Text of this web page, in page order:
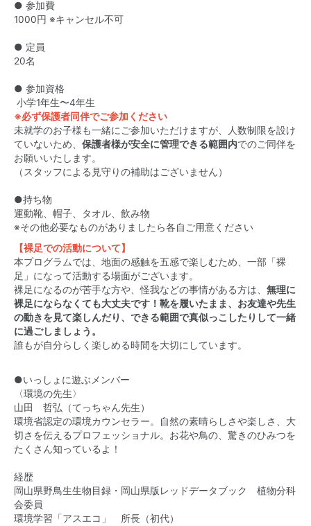
● 参加費
1000円 ※キャンセル不可
● 定員
20名
● 参加資格
小学1年生〜4年生
※必ず保護者同伴でご参加ください
未就学のお子様も一緒にご参加いただけますが、人数制限を設け
ていないため、 保護者様が安全に管理できる範囲内でのご同伴を
お願いいたします。
（スタッフによる見守りの補助はございません）
●持ち物
運動靴、帽子、タオル、飲み物
※その他必要なものがありましたら各自ご用意ください
【裸足での活動について】
本プログラムでは、地面の感触を五感で楽しむため、一部「裸
足」になって活動する場面がございます。
裸足になるのが苦手な方や、怪我などの事情がある方は、 無理に
裸足にならなくても大丈夫です！靴を履いたまま、お友達や先生
の動きを見て楽しんだり、できる範囲で真似っこしたりして一緒
に過ごしましょう。
誰もが自分らしく楽しめる時間を大切にしています。
●いっしょに遊ぶメンバー
〈環境の先生〉
山田 哲弘（てっちゃん先生）
環境省認定の環境カウンセラー。自然の素晴らしさや楽しさ、大
切さを伝えるプロフェッショナル。お花や鳥の、驚きのひみつを
たくさん知っているよ！
経歴
岡山県野鳥生生物目録・岡山県版レッドデータブック 植物分科
会委員
環境学習「アスエコ」 所長（初代）